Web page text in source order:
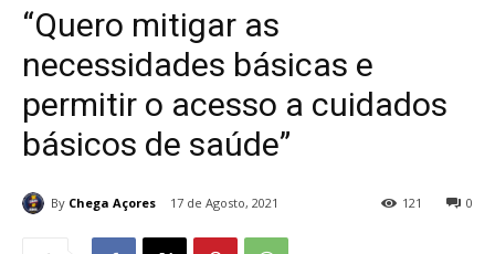
“Quero mitigar as
necessidades básicas e
permitir o acesso a cuidados
básicos de saúde”
By Chega Açores 17 de Agosto, 2021 0
121